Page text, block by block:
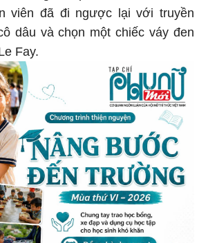
viên đã đi ngược lại với truyền
dâu và chọn một chiếc váy đen
Fay.